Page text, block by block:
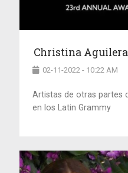
Christina Aguilera
02-11-2022 - 10:22 AM
Artistas de otras partes
en los Latin Grammy